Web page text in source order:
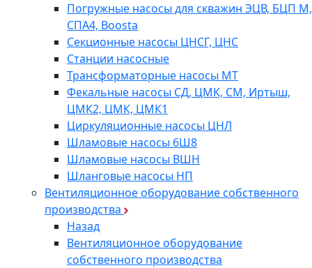
Погружные насосы для скважин ЭЦВ, БЦП М,
СПА4, Boosta
Секционные насосы ЦНСГ, ЦНС
Станции насосные
Трансформаторные насосы МТ
Фекальные насосы СД, ЦМК, СМ, Иртыш,
ЦМК2, ЦМК, ЦМК1
Циркуляционные насосы ЦНЛ
Шламовые насосы 6Ш8
Шламовые насосы ВШН
Шланговые насосы НП
Вентиляционное оборудование собственного
производства
Назад
Вентиляционное оборудование
собственного производства